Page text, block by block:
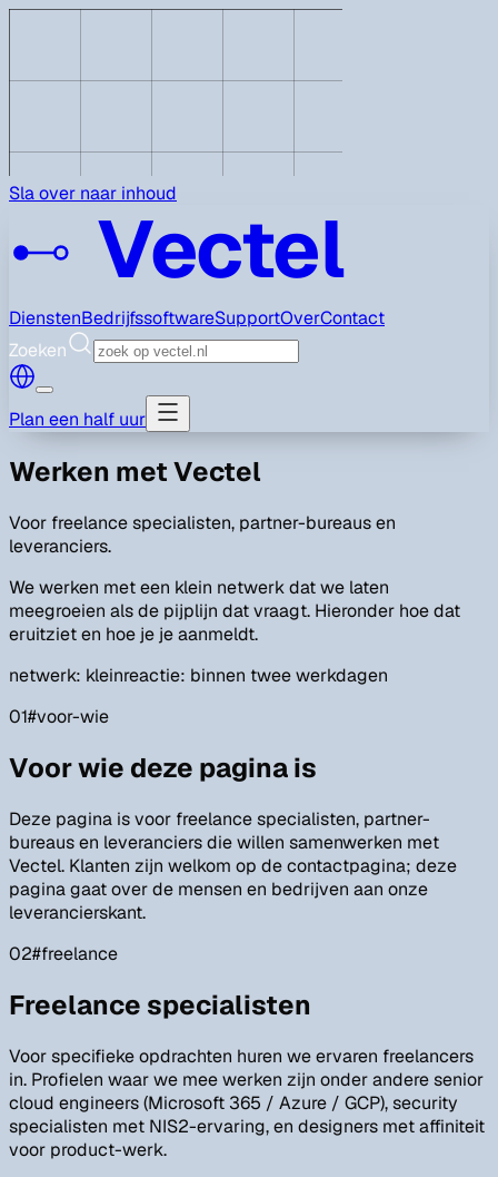
Sla over naar inhoud
Vectel
DienstenBedrijfssoftwareSupportOverContact
Zoeken
Plan een half uur
Werken met Vectel
Voor freelance specialisten, partner-bureaus en
leveranciers.
We werken met een klein netwerk dat we laten
meegroeien als de pijplijn dat vraagt. Hieronder hoe dat
eruitziet en hoe je je aanmeldt.
netwerk: kleinreactie: binnen twee werkdagen
01#voor-wie
Voor wie deze pagina is
Deze pagina is voor freelance specialisten, partner-
bureaus en leveranciers die willen samenwerken met
Vectel. Klanten zijn welkom op de contactpagina; deze
pagina gaat over de mensen en bedrijven aan onze
leverancierskant.
02#freelance
Freelance specialisten
Voor specifieke opdrachten huren we ervaren freelancers
in. Profielen waar we mee werken zijn onder andere senior
cloud engineers (Microsoft 365 / Azure / GCP), security
specialisten met NIS2-ervaring, en designers met affiniteit
voor product-werk.